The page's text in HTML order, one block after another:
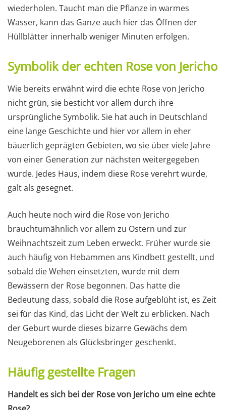
wiederholen. Taucht man die Pflanze in warmes
Wasser, kann das Ganze auch hier das Öffnen der
Hüllblätter innerhalb weniger Minuten erfolgen.
Symbolik der echten Rose von Jericho
Wie bereits erwähnt wird die echte Rose von Jericho
nicht grün, sie besticht vor allem durch ihre
ursprüngliche Symbolik. Sie hat auch in Deutschland
eine lange Geschichte und hier vor allem in eher
bäuerlich geprägten Gebieten, wo sie über viele Jahre
von einer Generation zur nächsten weitergegeben
wurde. Jedes Haus, indem diese Rose verehrt wurde,
galt als gesegnet.
Auch heute noch wird die Rose von Jericho
brauchtumähnlich vor allem zu Ostern und zur
Weihnachtszeit zum Leben erweckt. Früher wurde sie
auch häufig von Hebammen ans Kindbett gestellt, und
sobald die Wehen einsetzten, wurde mit dem
Bewässern der Rose begonnen. Das hatte die
Bedeutung dass, sobald die Rose aufgeblüht ist, es Zeit
sei für das Kind, das Licht der Welt zu erblicken. Nach
der Geburt wurde dieses bizarre Gewächs dem
Neugeborenen als Glücksbringer geschenkt.
Häufig gestellte Fragen
Handelt es sich bei der Rose von Jericho um eine echte